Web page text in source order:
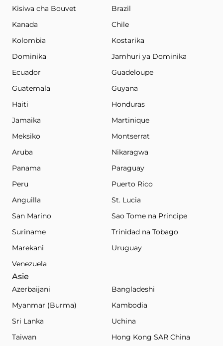
Kisiwa cha Bouvet
Brazil
Kanada
Chile
Kolombia
Kostarika
Dominika
Jamhuri ya Dominika
Ecuador
Guadeloupe
Guatemala
Guyana
Haiti
Honduras
Jamaika
Martinique
Meksiko
Montserrat
Aruba
Nikaragwa
Panama
Paraguay
Peru
Puerto Rico
Anguilla
St. Lucia
San Marino
Sao Tome na Principe
Suriname
Trinidad na Tobago
Marekani
Uruguay
Venezuela
Asie
Azerbaijani
Bangladeshi
Myanmar (Burma)
Kambodia
Sri Lanka
Uchina
Taiwan
Hong Kong SAR China